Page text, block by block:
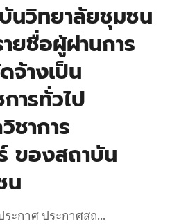
นวิทยาลัยชุมชน
ยชื่อผู้ผ่านการ
จ้างเป็น
ารทั่วไป
ชาการ
ของสถาบัน
น
ะกาศ ประกาศสถ...